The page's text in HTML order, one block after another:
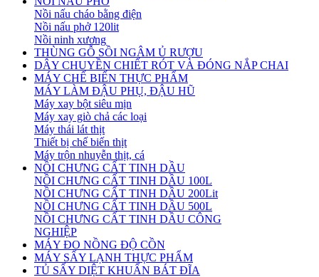
Nồi nấu cháo bằng điện
Nồi nấu phở 120lit
Nồi ninh xương
THÙNG GỖ SỒI NGÂM Ủ RƯỢU
DÂY CHUYỀN CHIẾT RÓT VÀ ĐÓNG NẮP CHAI
MÁY CHẾ BIẾN THỰC PHẨM
MÁY LÀM ĐẬU PHỤ, ĐẬU HŨ
Máy xay bột siêu mịn
Máy xay giò chả các loại
Máy thái lát thịt
Thiết bị chế biến thịt
Máy trộn nhuyễn thịt, cá
NỒI CHƯNG CẤT TINH DẦU
NỒI CHƯNG CẤT TINH DẦU 100L
NỒI CHƯNG CẤT TINH DẦU 200Lit
NỒI CHƯNG CẤT TINH DẦU 500L
NỒI CHƯNG CẤT TINH DẦU CÔNG
NGHIỆP
MÁY ĐO NỒNG ĐỘ CỒN
MÁY SẤY LẠNH THỰC PHẨM
TỦ SẤY DIỆT KHUẨN BÁT ĐĨA